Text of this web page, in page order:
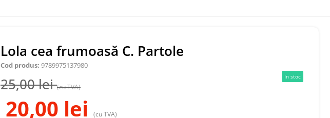
Lola cea frumoasă C. Partole
Cod produs: 9789975137980
25,00lei (cu TVA)
20,00 lei (cu TVA)
In stoc